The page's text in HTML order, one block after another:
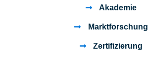
Akademie
Marktforschung
Zertifizierung